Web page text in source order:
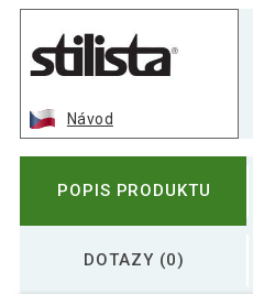
Návod
POPIS PRODUKTU
DOTAZY (0)